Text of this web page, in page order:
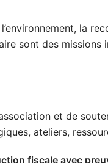
la
sont des
et de
ateliers,
fiscale avec